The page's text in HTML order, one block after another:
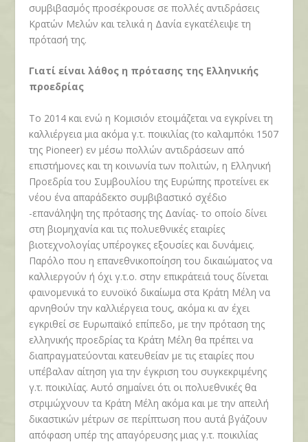
συμβιβασμός προσέκρουσε σε πολλές αντιδράσεις
Κρατών Μελών και τελικά η Δανία εγκατέλειψε τη
πρότασή της.
Γιατί είναι λάθος η πρότασης της Ελληνικής
προεδρίας
Το 2014 και ενώ η Κομισιόν ετοιμάζεται να εγκρίνει τη
καλλιέργεια μια ακόμα γ.τ. ποικιλίας (το καλαμπόκι 1507
της Pioneer) εν μέσω πολλών αντιδράσεων από
επιστήμονες και τη κοινωνία των πολιτών, η Ελληνική
Προεδρία του Συμβουλίου της Ευρώπης προτείνει εκ
νέου ένα απαράδεκτο συμβιβαστικό σχέδιο
-επανάληψη της πρότασης της Δανίας- το οποίο δίνει
στη βιομηχανία και τις πολυεθνικές εταιρίες
βιοτεχνολογίας υπέρογκες εξουσίες και δυνάμεις.
Παρόλο που η επανεθνικοποίηση του δικαιώματος να
καλλιεργούν ή όχι γ.τ.ο. στην επικράτειά τους δίνεται
φαινομενικά το ευνοϊκό δικαίωμα στα Κράτη Μέλη να
αρνηθούν την καλλιέργεια τους, ακόμα κι αν έχει
εγκριθεί σε Ευρωπαϊκό επίπεδο, με την πρόταση της
ελληνικής προεδρίας τα Κράτη Μέλη θα πρέπει να
διαπραγματεύονται κατευθείαν με τις εταιρίες που
υπέβαλαν αίτηση για την έγκριση του συγκεκριμένης
γ.τ. ποικιλίας. Αυτό σημαίνει ότι οι πολυεθνικές θα
στριμώχνουν τα Κράτη Μέλη ακόμα και με την απειλή
δικαστικών μέτρων σε περίπτωση που αυτά βγάζουν
απόφαση υπέρ της απαγόρευσης μιας γ.τ. ποικιλίας